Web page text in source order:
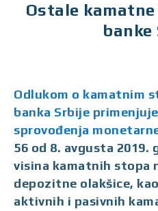
Ostale
banke
Odlukom o kamatnim
banka Srbije
sprovođenja
56 od 8. avgusta 2019.
visina kamatnih stopa
depozitne olakšice,
aktivnih i pasivnih